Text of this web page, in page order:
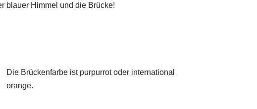
blauer Himmel und die Brücke!
Die Brückenfarbe ist purpurrot oder international
orange.